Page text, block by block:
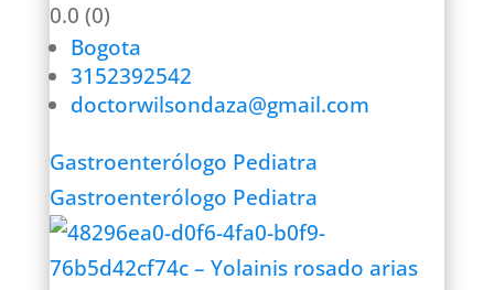
0.0 (0)
Bogota
3152392542
doctorwilsondaza@gmail.com
Gastroenterólogo Pediatra
Gastroenterólogo Pediatra